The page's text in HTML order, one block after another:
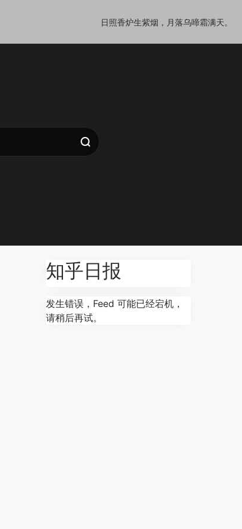
日照香炉生紫烟，月落乌啼霜满天。
知乎日报
发生错误，Feed 可能已经宕机，
请稍后再试。